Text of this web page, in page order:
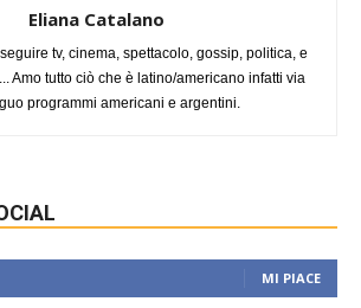
Eliana Catalano
tv, cinema, spettacolo, gossip, politica, e
Amo tutto ciò che è latino/americano infatti via
programmi americani e argentini.
MI PIACE